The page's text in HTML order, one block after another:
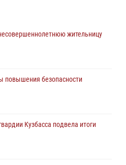
в силу новый федеральный закон о
виновника причинения
повредившего имущество
жительницу
повышения безопасности
Кузбасса подвела итоги